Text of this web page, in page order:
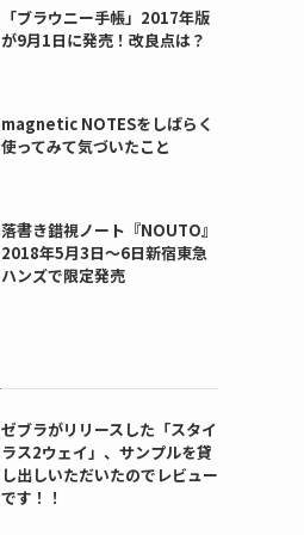
「ブラウニー手帳」2017年版
が9月1日に発売！改良点は？
magnetic NOTESをしばらく
使ってみて気づいたこと
落書き錯視ノート『NOUTO』
2018年5月3日〜6日新宿東急
ハンズで限定発売
ゼブラがリリースした「スタイ
ラス2ウェイ」、サンプルを貸
し出しいただいたのでレビュー
です！！